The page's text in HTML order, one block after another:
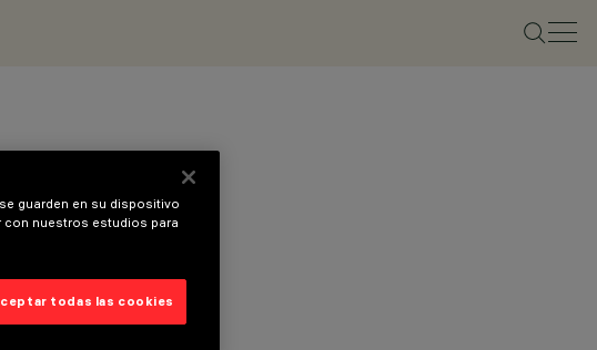
guarden en su dispositivo
con nuestros estudios para
todas las cookies